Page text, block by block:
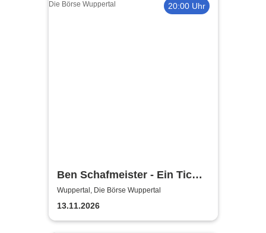
20:00 Uhr
Ben Schafmeister - Ein Tic
anders
Wuppertal, Die Börse Wuppertal
13.11.2026